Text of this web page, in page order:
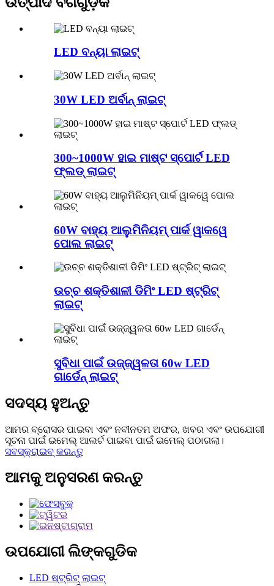
LED ବନ୍ୟା ଲାଇଟ୍
30W LED ଅର୍ବାନ୍ ଲାଇଟ୍
300~1000W ହାଇ ମାଷ୍ଟ ସ୍ପୋର୍ଟ LED
ଫ୍ଲଡ୍ ଲାଇଟ୍
60W ବାହ୍ୟ ଆଲୁମିନିୟମ୍ ପାର୍କ ୱାକୱେ
ପୋଲ ଲାଇଟ୍
ଉଚ୍ଚ ଶକ୍ତିଶାଳୀ ଡିମିଂ LED ଷ୍ଟ୍ରିଟ୍
ଲାଇଟ୍
ସୁବିଧା ପାଇଁ ଉଜ୍ଜ୍ୱଳତା 60w LED
ଗାର୍ଡେନ୍ ଲାଇଟ୍
ସଦସ୍ୟ ହୁଅନ୍ତୁ
ଆମର ବ୍ରୋସର ପାଇବା ଏବଂ ନବୀନତମ ଅଫର, ଖବର ଏବଂ ଉପଯୋଗୀ
ସୂଚନା ପାଇଁ ଇମେଲ୍ ଆଲର୍ଟ ପାଇବା ପାଇଁ ଇମେଲ୍ ପଠାଗଲା।
ସବସ୍କ୍ରାଇବ୍ କରନ୍ତୁ
ଆମକୁ ଅନୁସରଣ କରନ୍ତୁ
ଉପଯୋଗୀ ଲିଙ୍କଗୁଡିକ
LED ଷ୍ଟ୍ରିଟ୍ ଲାଇଟ୍